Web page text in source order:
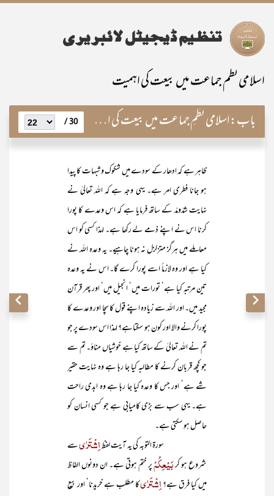
اسلامی نظم جماعت میں بیعت کی اہمیت
باب:اسلامی نظمِ جماعت میں بیعت کی اہمیت 30 /
ظاہر ہے کہ ادھار کے سودے میں شکوک و شبہات کا پیدا
ہو جانا فطری امر ہے۔ یہی وجہ ہے کہ اللہ تعالیٰ نے
نہایت شدّومدّ کے ساتھ فرمایا ہے کہ اس وعدے کا پورا
کرنا اس نے اپنے ذمے لے رکھا ہے۔ لہذا کسی کو اس
معاملے میں ہرگز متزلزل نہ ہونا چاہیے۔ یہ وعدہ اللہ نے
کیا ہے اور وہ لازماً اسے پورا کرے گا۔ اس نے یہ وعدہ
تین مرتبہ کیا ہے‘ تورات میں‘ انجیل میں‘ اور پھر قرآن
مجید میں۔ اور اللہ سے زیادہ اپنے قول کا سچا اور وعدے کا
پورا کرنے والا اور کون ہو سکتاہے؟ لہذا اس سودے پر جو
تم نے اللہ تعالیٰ کے ساتھ کیا ہے خوشیاں مناؤ۔ تم سے
جو کچھ قربان کرنے کا مطالبہ کیا جا رہا ہے وہ نہایت حقیر
شے ہے‘ اور جس کا وعدہ کیا جا رہا ہے وہ ابدی راحت
ہے۔ یہی سب سے بڑی کامیابی ہے جو کسی انسان کو
حاصل ہو سکتی ہے۔
سورۃ التوبہ کی یہ آیت لفظاِشْتَرٰیسے
شروع ہو کربَیْعِکُمْپر ختم ہوتی ہے۔ ان دونوں الفاظ
میں کیا فرق ہے؟اِشْتَرٰیکا مطلب ہے خریدنا‘ اور بیع